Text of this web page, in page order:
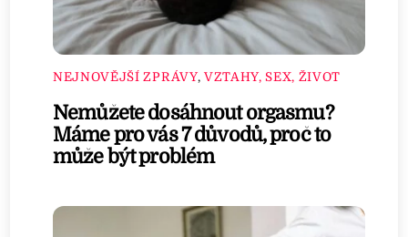
NEJNOVĚJŠÍ ZPRÁVY, VZTAHY, SEX, ŽIVOT
Nemůžete dosáhnout orgasmu?
Máme pro vás 7 důvodů, proč to
může být problém